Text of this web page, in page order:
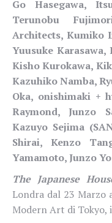
Go Hasegawa,
Terunobu
Architects, Kumiko
Yuusuke
Kisho Kurokawa,
Kazuhiko Namba,
Oka, onishimaki +
Raymond, Junzo
Kazuyo Sejima
Shirai, Kenzo
Yamamoto, Junzo
The Japanese
Londra dal 23 Marzo
Modern Art di Tokyo,